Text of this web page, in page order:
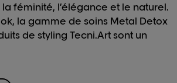
féminité, l’élégance et le naturel.
la gamme de soins Metal Detox
de styling Tecni.Art sont un